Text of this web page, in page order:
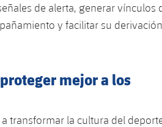
de alerta, generar vínculos
y facilitar su
mejor a los
transformar la cultura del